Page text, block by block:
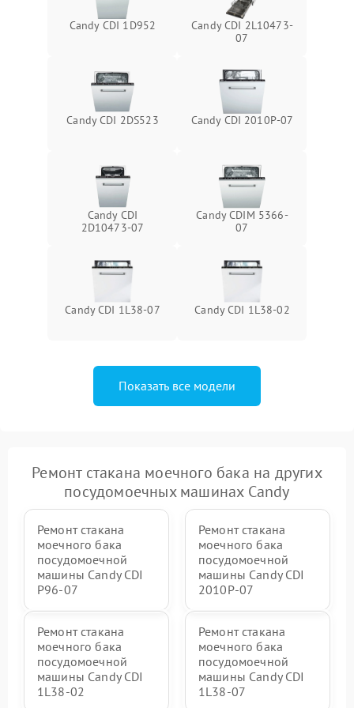
Candy CDI 1D952
Candy CDI 2L10473-
07
Candy CDI 2DS523 Candy CDI 2010P-07
Candy CDI
2D10473-07
Candy CDIM 5366-
07
Candy CDI 1L38-07 Candy CDI 1L38-02
Показать все модели
Ремонт стакана моечного бака на других
посудомоечных машинах Candy
Ремонт стакана
моечного бака
посудомоечной
машины Candy CDI
P96-07
Ремонт стакана
моечного бака
посудомоечной
машины Candy CDI
2010P-07
Ремонт стакана
моечного бака
посудомоечной
машины Candy CDI
1L38-02
Ремонт стакана
моечного бака
посудомоечной
машины Candy CDI
1L38-07